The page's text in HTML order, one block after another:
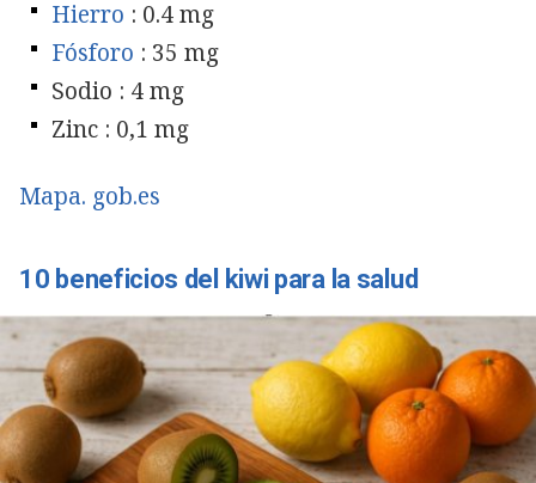
Hierro : 0.4 mg
Fósforo : 35 mg
Sodio : 4 mg
Zinc : 0,1 mg
Mapa. gob.es
10 beneficios del kiwi para la salud